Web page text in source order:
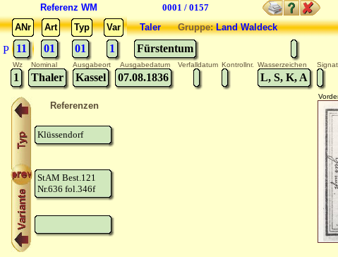
Referenz WM
0001 / 0157
ANr
Art Typ Var
P 11 01 01 1
TalerGruppe:Land Waldeck
Fürstentum
Wz Nominal Ausgabeort Ausgabedatum Verfalldatum Kontrollnr. Wasserzeichen
1 Thaler Kassel 07.08.1836 L, S, K, A
Referenzen
Klüssendorf
StAM Best.121
Nr.636 fol.346f